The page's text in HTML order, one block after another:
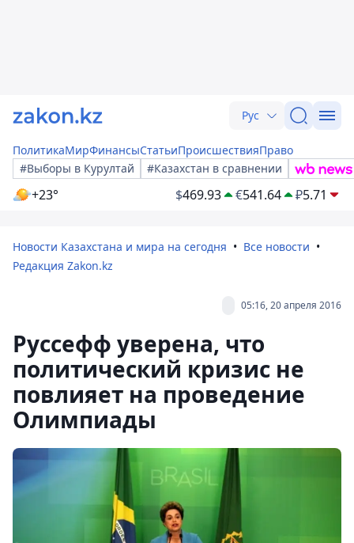
Рус
ПолитикаМирФинансыСтатьиПроисшествияПраво
#Выборы в Курултай
#Казахстан в сравнении
+23° $469.93 €541.64 ₽5.71
Новости Казахстана и мира на сегодня
Все новости
Редакция Zakon.kz
05:16, 20 апреля 2016
Руссефф уверена, что
политический кризис не
повлияет на проведение
Олимпиады